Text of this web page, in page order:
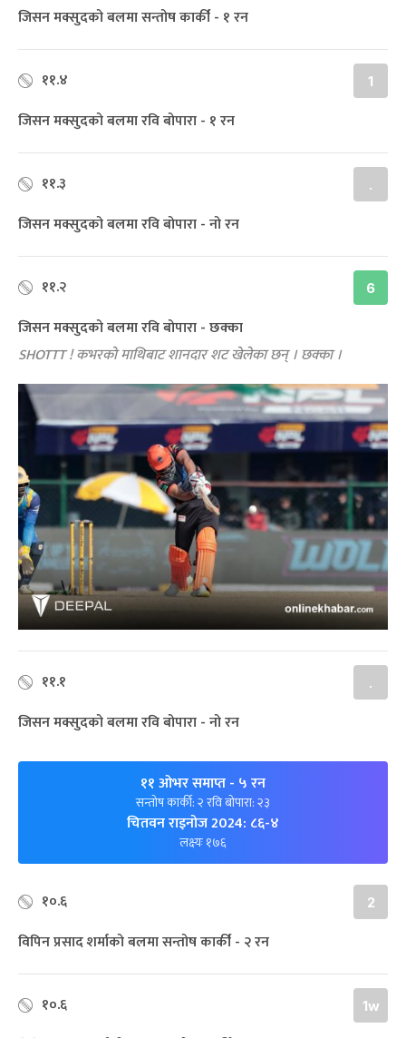
जिसन मक्सुदको बलमा सन्तोष कार्की - १ रन
११.४ 1
जिसन मक्सुदको बलमा रवि बोपारा - १ रन
११.३ .
जिसन मक्सुदको बलमा रवि बोपारा - नो रन
११.२ 6
जिसन मक्सुदको बलमा रवि बोपारा - छक्का
SHOTTT ! कभरको माथिबाट शानदार शट खेलेका छन् । छक्का ।
११.१ .
जिसन मक्सुदको बलमा रवि बोपारा - नो रन
११ ओभर समाप्त- ५ रन
सन्तोष कार्की: २ रवि बोपारा: २३
चितवन राइनोज 2024: ८६-४
लक्ष्यः १७६
१०.६ 2
विपिन प्रसाद शर्माको बलमा सन्तोष कार्की - २ रन
१०.६ 1w